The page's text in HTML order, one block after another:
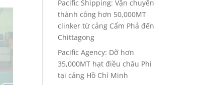
Pacific Shipping: Vận chuyển
thành công hơn 50,000MT
clinker từ cảng Cẩm Phả đến
Chittagong
Pacific Agency: Dỡ hơn
35,000MT hạt điều châu Phi
tại cảng Hồ Chí Minh